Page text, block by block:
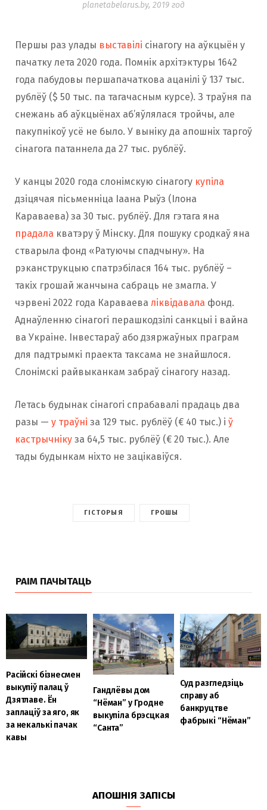
planetabelarus.by, 2019 год
Першы раз улады выставілі сінагогу на аўкцыён у
пачатку лета 2020 года. Помнік архітэктуры 1642
года пабудовы першапачаткова ацанілі ў 137 тыс.
рублёў ($ 50 тыс. па тагачасным курсе). З траўня па
снежань аб аўкцыёнах аб’яўлялася тройчы, але
пакупнікоў усё не было. У выніку да апошніх таргоў
сінагога патаннела да 27 тыс. рублёў.
У канцы 2020 года слонімскую сінагогу купіла
дзіцячая пісьменніца Іаана Рыўз (Ілона
Караваева) за 30 тыс. рублёў. Для гэтага яна
прадала кватэру ў Мінску. Для пошуку сродкаў яна
стварыла фонд «Ратуючы спадчыну». На
рэканструкцыю спатрэбілася 164 тыс. рублёў –
такіх грошай жанчына сабраць не змагла. У
чэрвені 2022 года Караваева ліквідавала фонд.
Аднаўленню сінагогі перашкодзілі санкцыі і вайна
ва Украіне. Інвестараў або дзяржаўных праграм
для падтрымкі праекта таксама не знайшлося.
Слонімскі райвыканкам забраў сінагогу назад.
Летась будынак сінагогі спрабавалі прадаць два
разы — у траўні за 129 тыс. рублёў (€ 40 тыс.) і ў
кастрычніку за 64,5 тыс. рублёў (€ 20 тыс.). Але
тады будынкам ніхто не зацікавіўся.
ГІСТОРЫЯ ГРОШЫ
РАІМ ПАЧЫТАЦЬ
Расійскі бізнесмен
выкупіў палац ў
Дзятлаве. Ён
заплаціў за яго, як
за некалькі пачак
кавы
Гандлёвы дом
“Нёман” у Гродне
выкупіла брэсцкая
“Санта”
Суд разгледзіць
справу аб
банкруцтве
фабрыкі “Нёман”
АПОШНІЯ ЗАПІСЫ